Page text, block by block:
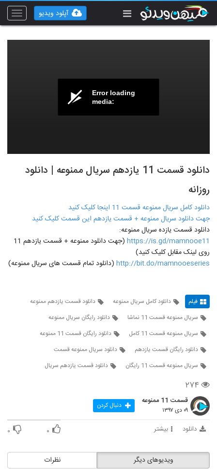
Toggle
آپلود ویدیو
Error loading
media:
دانلود قسمت 11 یازدهم سریال ممنوعه | دانلود
روزانه
دانلود کامل سریال ممنوعه قسمت 11 اینجا کلیک کنید
جهت دانلود سریال ممنوعه + قسمت یازدهم این قسمت کلیک کنید
دانلود قسمت یازده سریال ممنوعه:
https://is.gd/mamnooe11
(جهت دانلود ممنوعه + قسمت یازدهم 11
روی لینک مقابل کلیک کنید)
http://bit.do/mamnooeseries (دانلود تمام قسمت های سریال ممنوعه)
فیلم دانلود کامل سریال ممنوعه
دانلود قسمت یازدهم ممنوعه
سریال ممنوعه قسمت 11 نماشا
دانلود رایگان سریال ممنوعه
سریال ممنوعه قسمت 11 کامل
دانلود رایگان قسمت 11 ممنوعه
دانلود رایگان قسمت یازدهم
دانلود سریال ممنوعه قسمت
سریال ممنوعه قسمت 11 رایگان
دانلود قسمت یازدهم سریال
۲۷۴
قسمت 11 ممنوعه
۰۹ دی ۱۳۹۷ دنبال کردن
دانلود بیشتر ۰ ۰
نظرات ویدیوهای دیگر